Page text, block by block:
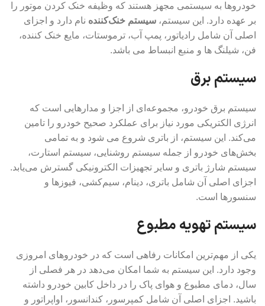
خودروها به سیستمی مجهز هستند که وظیفه خنک کردن موتور را
بر عهده دارد. این سیستم، سیستم خنک‌کننده نام دارد و اجزای
اصلی آن شامل رادیاتور، پمپ آب، ترموستات، مایع خنک کننده،
فن، شیلنگ ها و منبع انبساط می باشد.
سیستم برق
سیستم برق خودرو، مجموعه‌ای از اجزا و مدارهایی است که
انرژی الکتریکی مورد نیاز برای عملکرد صحیح خودرو را تامین
می‌کند. این سیستم، از باتری شروع می شود و به تمامی
بخش‌های خودرو از جمله سیستم روشنایی، سیستم استارت،
سیستم شارژ باتری و سایر تجهیزات الکترونیکی گسترش می‌یابد.
اجزای اصلی آن شامل باتری، دینام، سیم‌کشی، فیوزها و
سنسورها است.
سیستم تهویه مطبوع
یکی از مهم‌ترین امکانات رفاهی است که در خودروهای امروزی
وجود دارد. این سیستم به شما امکان می‌دهد در هر فصلی از
سال، دمای مطبوع و هوای پاک را در داخل کابین خودرو داشته
باشید. اجزای اصلی آن شامل کمپرسور، کندانسور، اواپراتور و